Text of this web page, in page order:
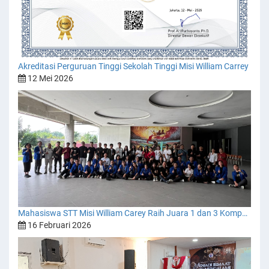
Akreditasi Perguruan Tinggi Sekolah Tinggi Misi William Carrey
12 Mei 2026
Mahasiswa STT Misi William Carey Raih Juara 1 dan 3 Kompetisi Penulisan Karya Ilmiah Dies Natalis STT Pelita Kebenaran Medan ke-15
16 Februari 2026